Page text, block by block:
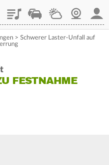
PlaylistStaupilotWetterWebcam
> Schwerer Laster-Unfall auf
FESTNAHME